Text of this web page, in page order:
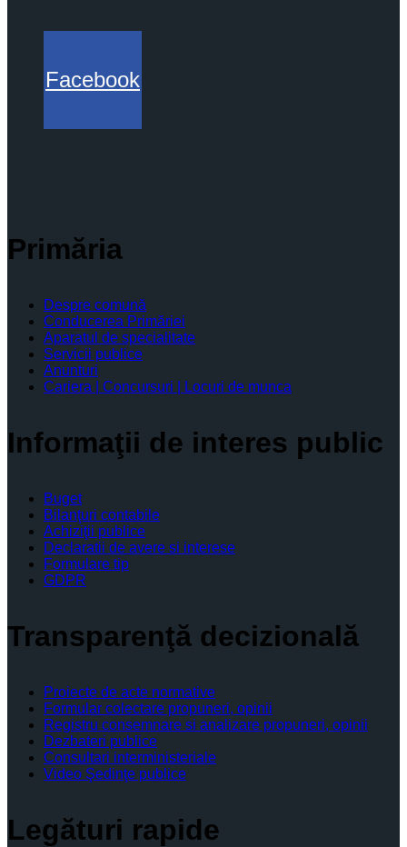
Facebook
Primăria
Despre comună
Conducerea Primăriei
Aparatul de specialitate
Servicii publice
Anunturi
Cariera | Concursuri | Locuri de munca
Informaţii de interes public
Buget
Bilanţuri contabile
Achiziţii publice
Declaratii de avere si interese
Formulare tip
GDPR
Transparenţă decizională
Proiecte de acte normative
Formular colectare propuneri, opinii
Registru consemnare si analizare propuneri, opinii
Dezbateri publice
Consultari interministeriale
Video Şedinţe publice
Legături rapide